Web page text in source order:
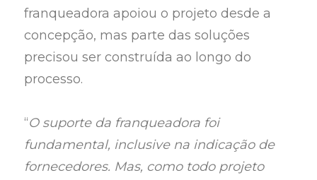
franqueadora apoiou o projeto desde a
concepção, mas parte das soluções
precisou ser construída ao longo do
processo.
“O suporte da franqueadora foi
fundamental, inclusive na indicação de
fornecedores. Mas, como todo projeto